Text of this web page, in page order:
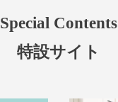
Special Contents
特設サイト